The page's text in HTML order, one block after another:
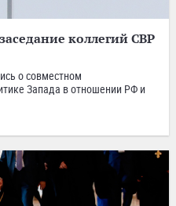
коллегий СВР
о совместном
Запада в отношении РФ и